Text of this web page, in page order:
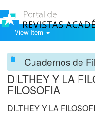
View Item
Cuadernos de
DILTHEY Y LA
FILOSOFIA
DILTHEY Y LA